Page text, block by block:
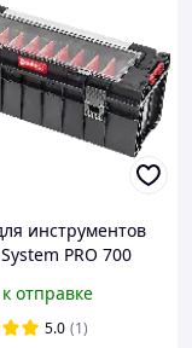
инструментов
PRO 700
отправке
5.0 (1)